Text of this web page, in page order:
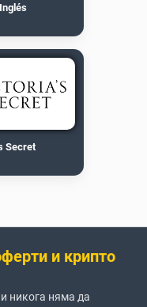
Secret
и крипто
никога няма да